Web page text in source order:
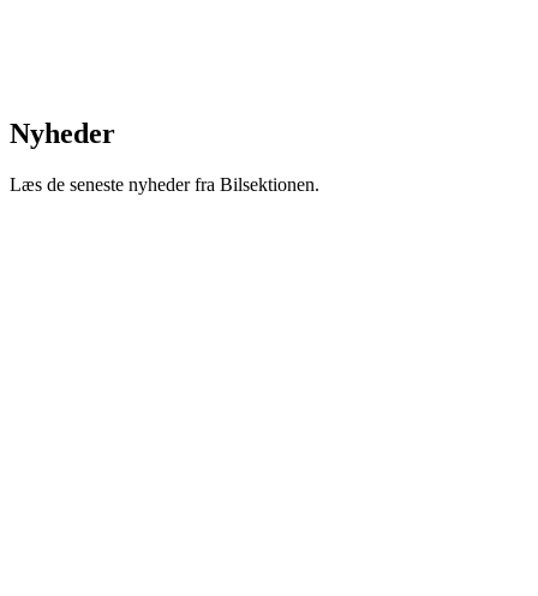
Nyheder
Læs de seneste nyheder fra Bilsektionen.